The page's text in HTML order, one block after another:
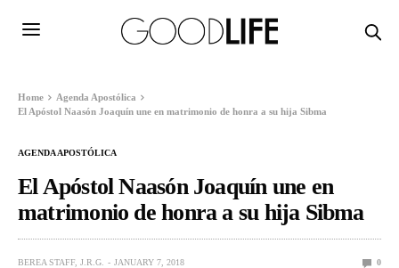
Home
Agenda Apostólica
El Apóstol Naasón Joaquín une en matrimonio de honra a su hija Sibma
AGENDA APOSTÓLICA
El Apóstol Naasón Joaquín une en
matrimonio de honra a su hija Sibma
BEREA STAFF, J.R.G. JANUARY 7, 2018 0